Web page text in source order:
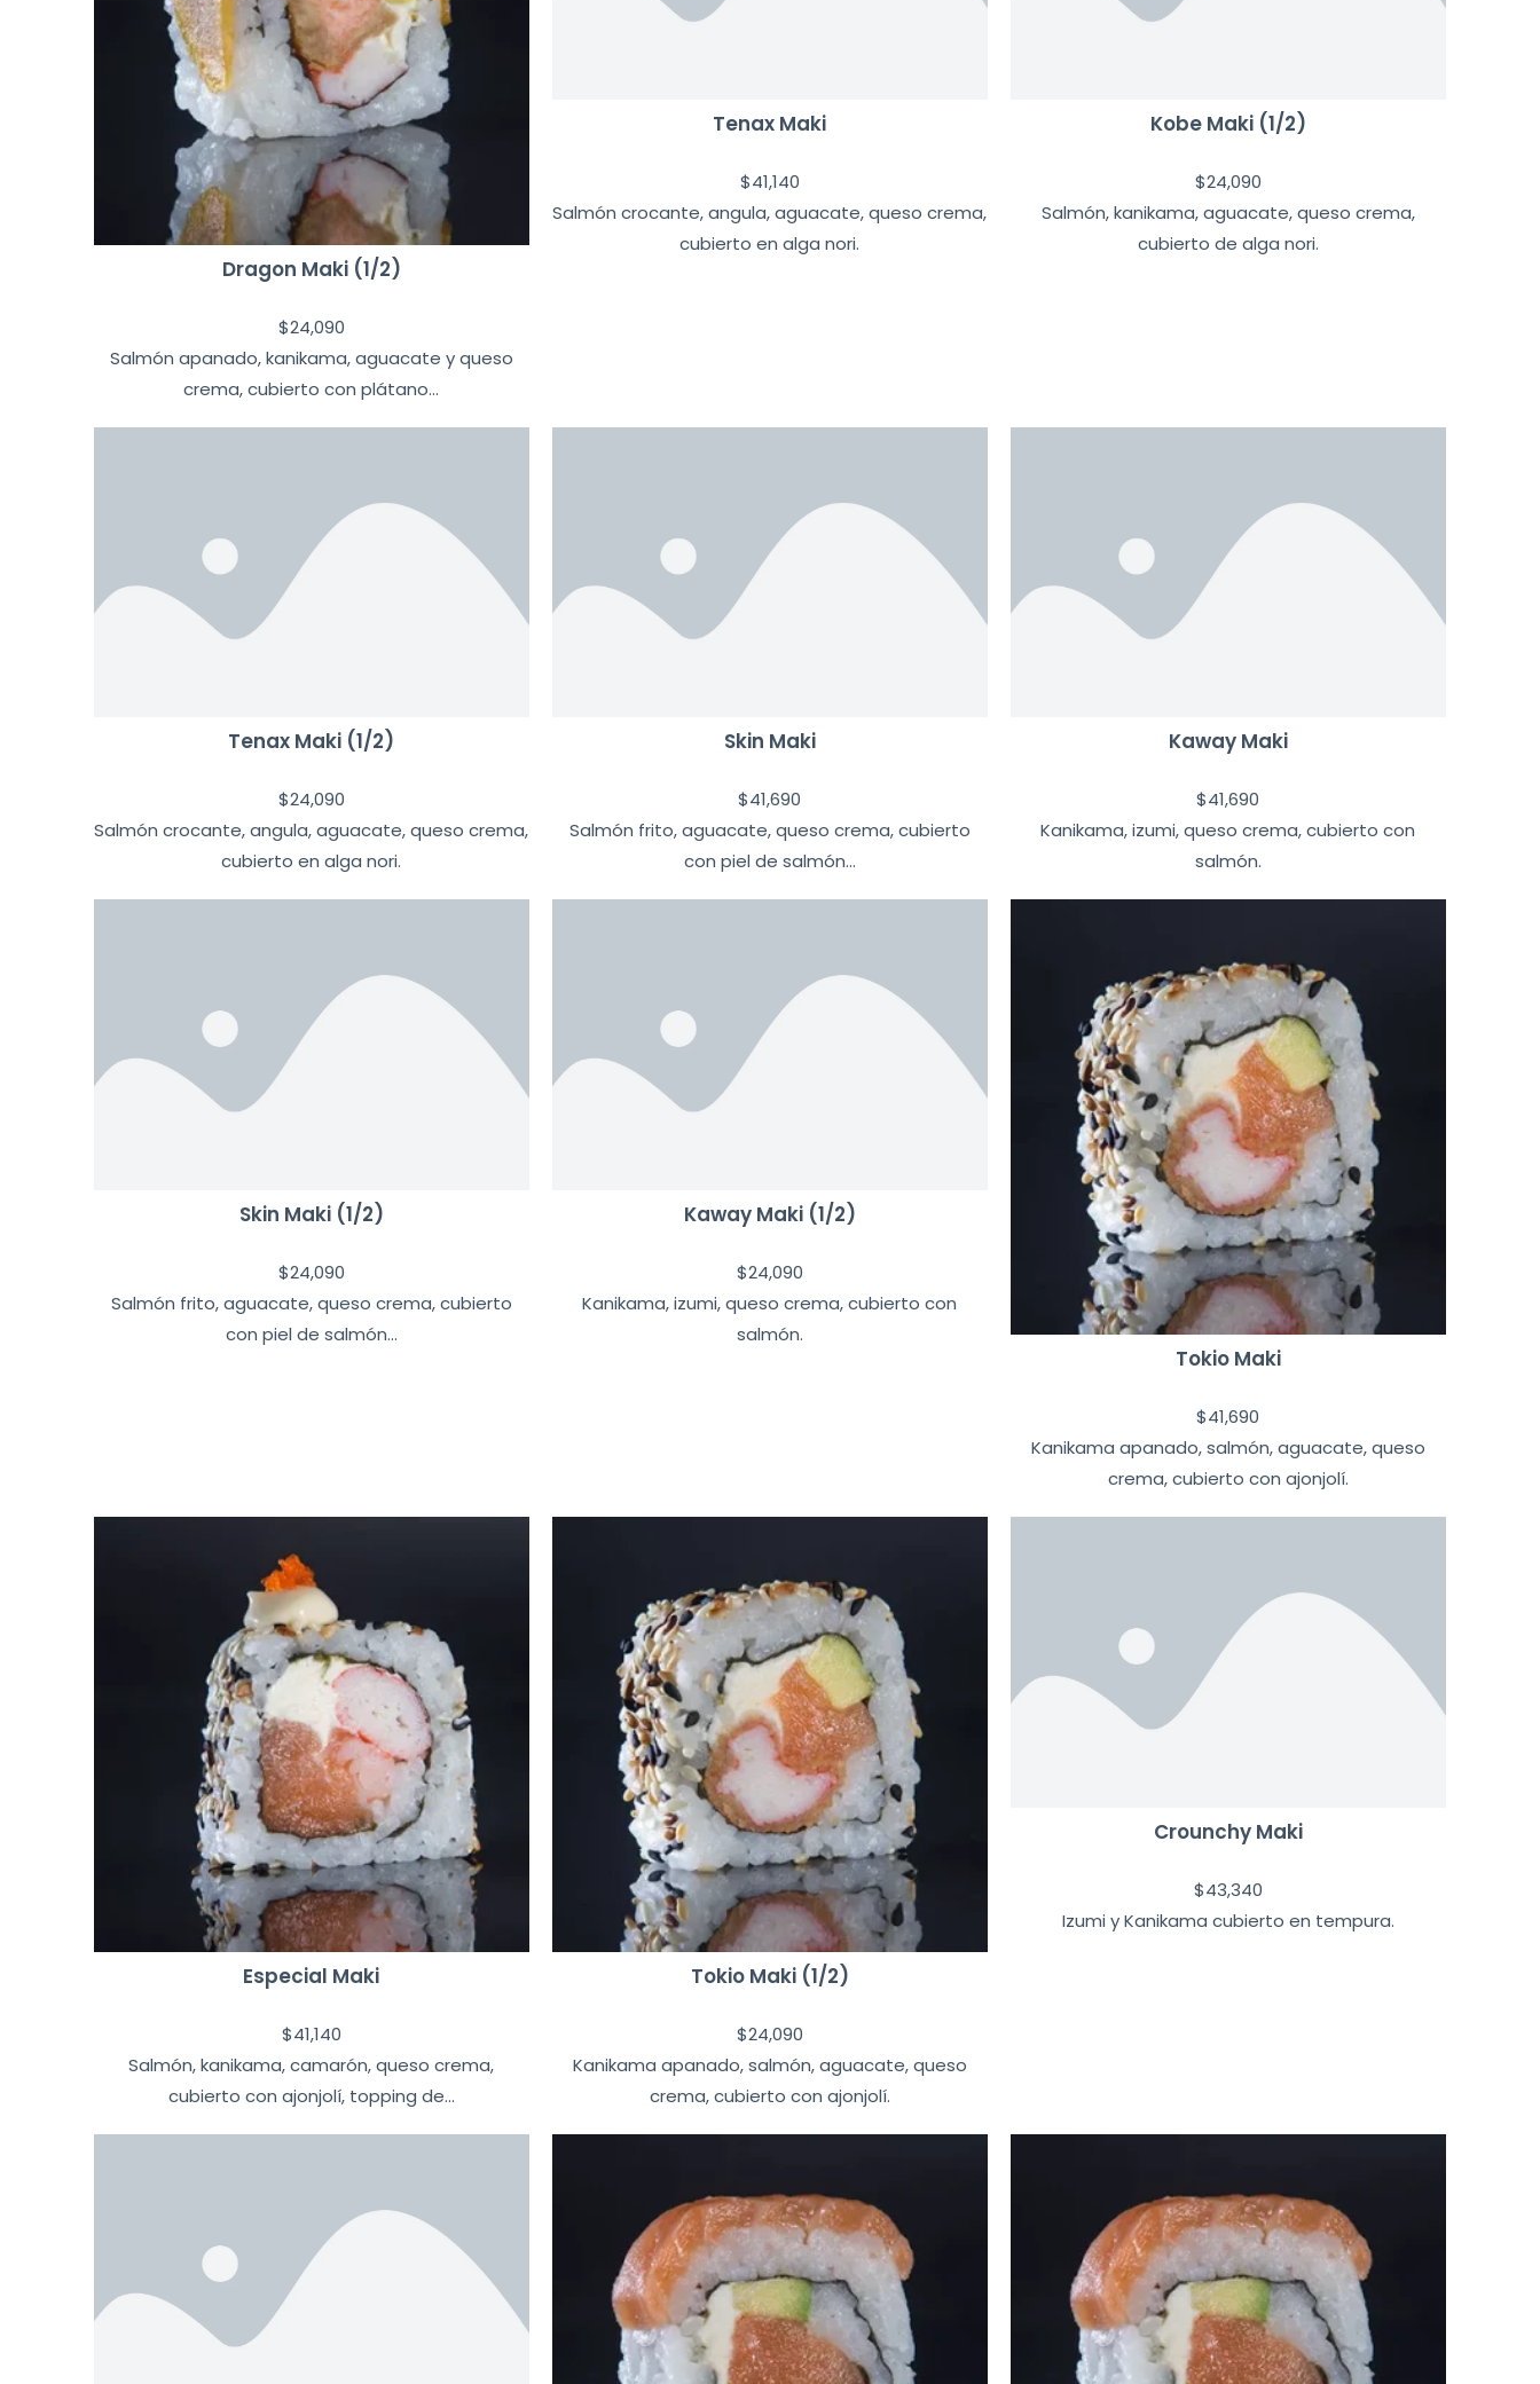
Dragon Maki (1/2)
$24,090
Salmón apanado, kanikama, aguacate y queso
crema, cubierto con plátano...
Tenax Maki
$41,140
Salmón crocante, angula, aguacate, queso crema,
cubierto en alga nori.
Kobe Maki (1/2)
$24,090
Salmón, kanikama, aguacate, queso crema,
cubierto de alga nori.
Tenax Maki (1/2)
$24,090
Salmón crocante, angula, aguacate, queso crema,
cubierto en alga nori.
Skin Maki
$41,690
Salmón frito, aguacate, queso crema, cubierto
con piel de salmón...
Kaway Maki
$41,690
Kanikama, izumi, queso crema, cubierto con
salmón.
Skin Maki (1/2)
$24,090
Salmón frito, aguacate, queso crema, cubierto
con piel de salmón...
Kaway Maki (1/2)
$24,090
Kanikama, izumi, queso crema, cubierto con
salmón.
Tokio Maki
$41,690
Kanikama apanado, salmón, aguacate, queso
crema, cubierto con ajonjolí.
Especial Maki
$41,140
Salmón, kanikama, camarón, queso crema,
cubierto con ajonjolí, topping de...
Tokio Maki (1/2)
$24,090
Kanikama apanado, salmón, aguacate, queso
crema, cubierto con ajonjolí.
Crounchy Maki
$43,340
Izumi y Kanikama cubierto en tempura.